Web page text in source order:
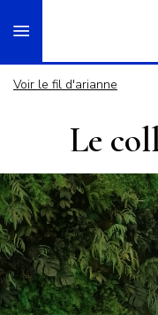
Voir le fil d'arianne
Le